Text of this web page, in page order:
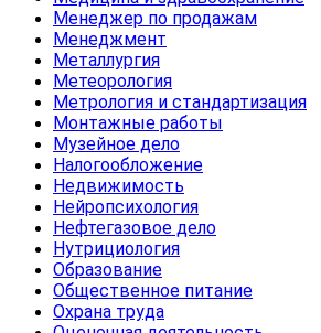
Менеджер по продажам
Менеджмент
Металлургия
Метеорология
Метрология и стандартизация
Монтажные работы
Музейное дело
Налогообложение
Недвижимость
Нейропсихология
Нефтегазовое дело
Нутрициология
Образование
Общественное питание
Охрана труда